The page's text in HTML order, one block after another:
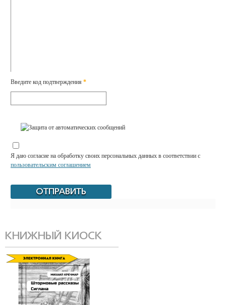
Введите код подтверждения *
Я даю согласие на обработку своих персональных данных в соответствии с
пользовательским соглашением
КНИЖНЫЙ КИОСК